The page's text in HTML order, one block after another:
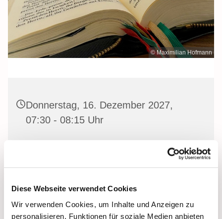
Diese Webseite verwendet Cookies
Wir verwenden Cookies, um Inhalte und Anzeigen zu
personalisieren, Funktionen für soziale Medien anbieten
© Maximilian Hofmann
Donnerstag, 16. Dezember 2027,
07:30 - 08:15 Uhr
Heilige Dreifaltigkeit Kirche, Stralsund,
Gemeinsam beten wir dasInvitatorium, die